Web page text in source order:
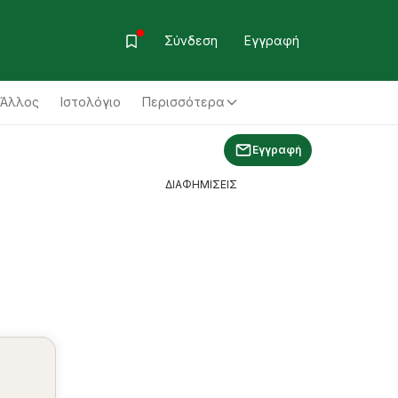
Σύνδεση Εγγραφή
Άλλος Ιστολόγιο Περισσότερα
Εγγραφή
ΔΙΑΦΗΜΙΣΕΙΣ